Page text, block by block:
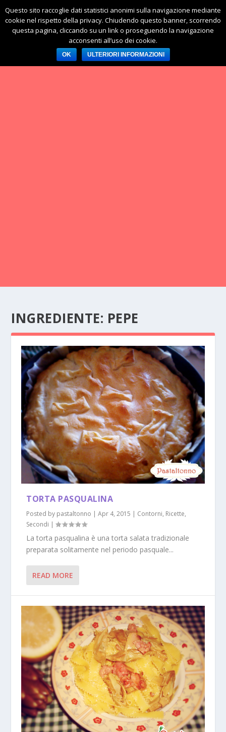
INGREDIENTE: PEPE
TORTA PASQUALINA
Posted by pastaltonno |Apr 4, 2015 | Contorni, Ricette,
Secondi |
La torta pasqualina è una torta salata tradizionale
preparata solitamente nel periodo pasquale...
READ MORE
Questo sito raccoglie dati statistici anonimi sulla navigazione mediante
cookie nel rispetto della privacy. Chiudendo questo banner, scorrendo
questa pagina, cliccando su un link o proseguendo la navigazione
acconsenti all’uso dei cookie.
OK ULTERIORI INFORMAZIONI